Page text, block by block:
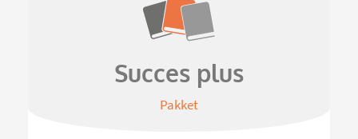
Succes plus
Pakket